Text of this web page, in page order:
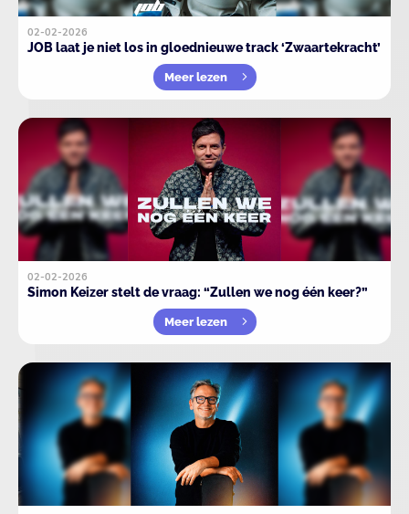
02-02-2026
JOB laat je niet los in gloednieuwe track ‘Zwaartekracht’
Meer lezen
02-02-2026
Simon Keizer stelt de vraag: “Zullen we nog één keer?”
Meer lezen